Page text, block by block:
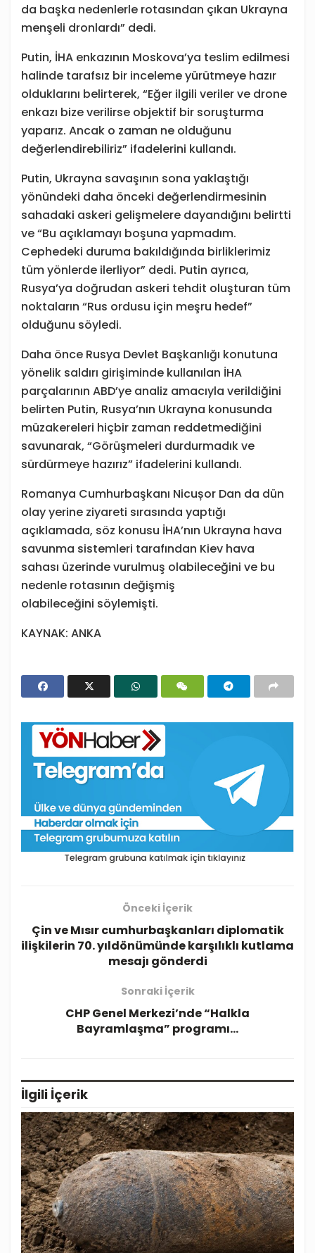
da başka nedenlerle rotasından çıkan Ukrayna
menşeli dronlardı” dedi.
Putin, İHA enkazının Moskova’ya teslim edilmesi
halinde tarafsız bir inceleme yürütmeye hazır
olduklarını belirterek, “Eğer ilgili veriler ve drone
enkazı bize verilirse objektif bir soruşturma
yaparız. Ancak o zaman ne olduğunu
değerlendirebiliriz” ifadelerini kullandı.
Putin, Ukrayna savaşının sona yaklaştığı
yönündeki daha önceki değerlendirmesinin
sahadaki askeri gelişmelere dayandığını belirtti
ve “Bu açıklamayı boşuna yapmadım.
Cephedeki duruma bakıldığında birliklerimiz
tüm yönlerde ilerliyor” dedi. Putin ayrıca,
Rusya’ya doğrudan askeri tehdit oluşturan tüm
noktaların “Rus ordusu için meşru hedef”
olduğunu söyledi.
Daha önce Rusya Devlet Başkanlığı konutuna
yönelik saldırı girişiminde kullanılan İHA
parçalarının ABD’ye analiz amacıyla verildiğini
belirten Putin, Rusya’nın Ukrayna konusunda
müzakereleri hiçbir zaman reddetmediğini
savunarak, “Görüşmeleri durdurmadık ve
sürdürmeye hazırız” ifadelerini kullandı.
Romanya Cumhurbaşkanı Nicușor Dan da dün
olay yerine ziyareti sırasında yaptığı
açıklamada, söz konusu İHA’nın Ukrayna hava
savunma sistemleri tarafından Kiev hava
sahası üzerinde vurulmuş olabileceğini ve bu
nedenle rotasının değişmiş
olabileceğini söylemişti.
KAYNAK: ANKA
Önceki İçerik
Çin ve Mısır cumhurbaşkanları diplomatik
ilişkilerin 70. yıldönümünde karşılıklı kutlama
mesajı gönderdi
Sonraki İçerik
CHP Genel Merkezi’nde “Halkla
Bayramlaşma” programı…
İlgili İçerik